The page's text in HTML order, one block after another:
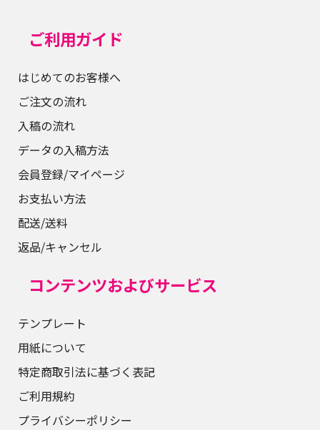
ご利用ガイド
はじめてのお客様へ
ご注文の流れ
入稿の流れ
データの入稿方法
会員登録/マイページ
お支払い方法
配送/送料
返品/キャンセル
コンテンツおよびサービス
テンプレート
用紙について
特定商取引法に基づく表記
ご利用規約
プライバシーポリシー